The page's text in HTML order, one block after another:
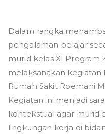
Dalam rangka
pengalaman belajar
murid kelas XI Program
melaksanakan
Rumah Sakit Roemani
Kegiatan ini menjadi
kontekstual agar murid
lingkungan kerja di